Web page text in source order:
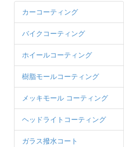
カーコーティング
バイクコーティング
ホイールコーティング
樹脂モールコーティング
メッキモール コーティング
ヘッドライトコーティング
ガラス撥水コート